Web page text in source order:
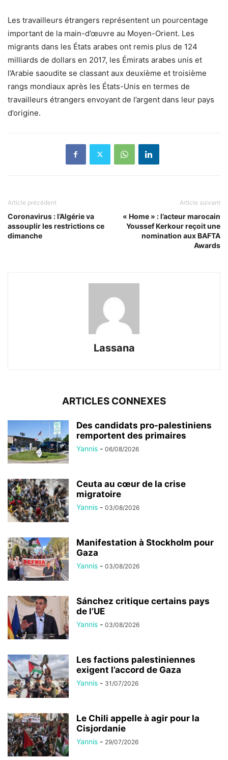
Les travailleurs étrangers représentent un pourcentage
important de la main-d’œuvre au Moyen-Orient. Les
migrants dans les États arabes ont remis plus de 124
milliards de dollars en 2017, les Émirats arabes unis et
l’Arabie saoudite se classant aux deuxième et troisième
rangs mondiaux après les États-Unis en termes de
travailleurs étrangers envoyant de l’argent dans leur pays
d’origine.
Article précédent
Coronavirus : l’Algérie va
assouplir les restrictions ce
dimanche
Article suivant
« Home » : l’acteur marocain
Youssef Kerkour reçoit une
nomination aux BAFTA
Awards
Lassana
ARTICLES CONNEXES
Des candidats pro-palestiniens
remportent des primaires
Yannis - 06/08/2026
Ceuta au cœur de la crise
migratoire
Yannis - 03/08/2026
Manifestation à Stockholm pour
Gaza
Yannis - 03/08/2026
Sánchez critique certains pays
de l’UE
Yannis - 03/08/2026
Les factions palestiniennes
exigent l’accord de Gaza
Yannis - 31/07/2026
Le Chili appelle à agir pour la
Cisjordanie
Yannis - 29/07/2026